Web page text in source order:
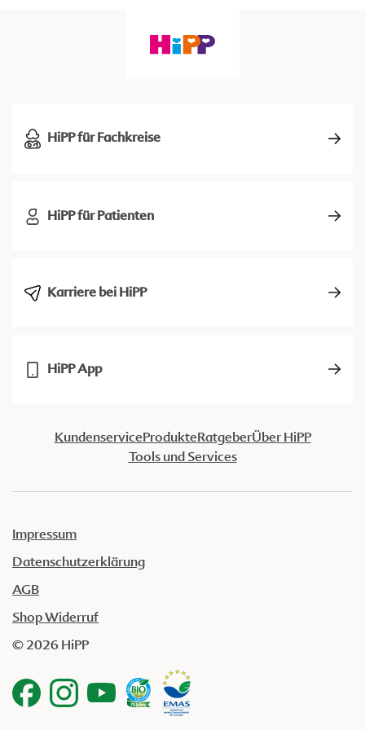
HiPP für Fachkreise
HiPP für Patienten
Karriere bei HiPP
HiPP App
KundenserviceProdukteRatgeberÜber HiPP
Tools und Services
Impressum
Datenschutzerklärung
AGB
Shop Widerruf
© 2026 HiPP